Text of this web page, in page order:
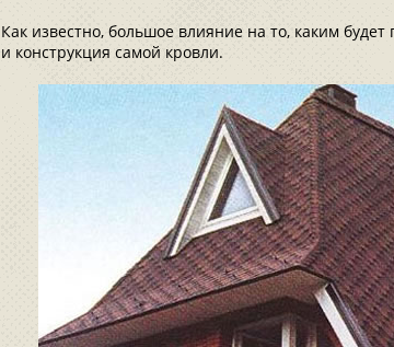
Как известно, большое влияние на то, каким
и конструкция самой кровли.